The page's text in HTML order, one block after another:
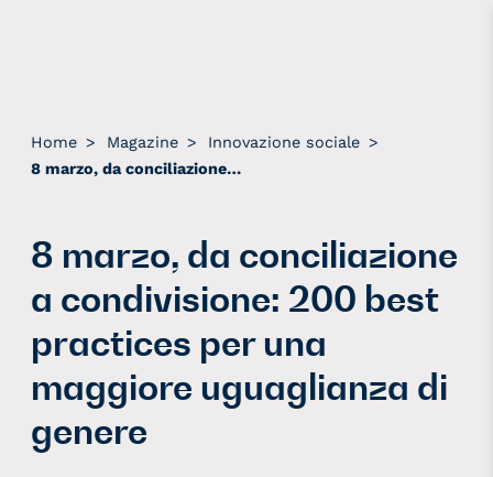
Home > Magazine > Innovazione sociale >
8 marzo, da conciliazione a condivisione: 200 best practices per una maggiore uguaglianza di genere
8 marzo, da conciliazione
a condivisione: 200 best
practices per una
maggiore uguaglianza di
genere